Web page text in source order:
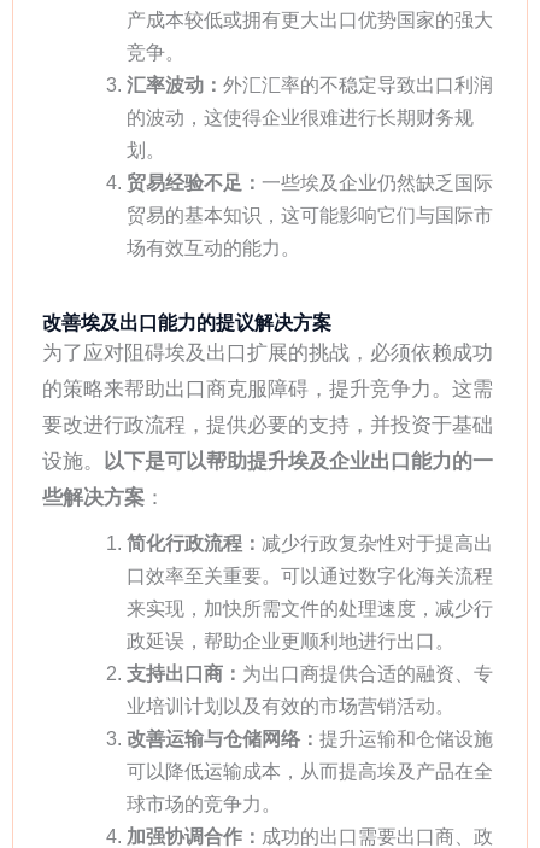
产成本较低或拥有更大出口优势国家的强大
竞争。
汇率波动： 外汇汇率的不稳定导致出口利润
的波动，这使得企业很难进行长期财务规
划。
贸易经验不足： 一些埃及企业仍然缺乏国际
贸易的基本知识，这可能影响它们与国际市
场有效互动的能力。
改善埃及出口能力的提议解决方案
为了应对阻碍埃及出口扩展的挑战，必须依赖成功
的策略来帮助出口商克服障碍，提升竞争力。这需
要改进行政流程，提供必要的支持，并投资于基础
设施。
以下是可以帮助提升埃及企业出口能力的一
些解决方案 ：
简化行政流程： 减少行政复杂性对于提高出
口效率至关重要。可以通过数字化海关流程
来实现，加快所需文件的处理速度，减少行
政延误，帮助企业更顺利地进行出口。
支持出口商： 为出口商提供合适的融资、专
业培训计划以及有效的市场营销活动。
改善运输与仓储网络： 提升运输和仓储设施
可以降低运输成本，从而提高埃及产品在全
球市场的竞争力。
加强协调合作： 成功的出口需要出口商、政